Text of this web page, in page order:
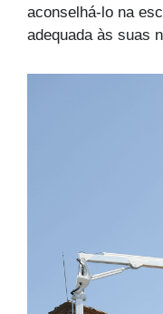
aconselhá-lo na
adequada às suas